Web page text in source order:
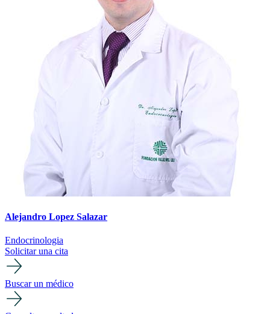
Alejandro Lopez Salazar
Endocrinologia
Solicitar una cita
Buscar un médico